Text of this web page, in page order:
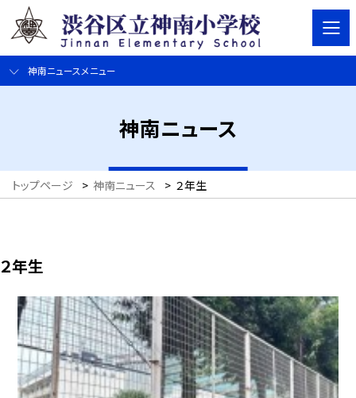
神南ニュースメニュー
神南ニュース
トップページ > 神南ニュース > ２年生
２年生